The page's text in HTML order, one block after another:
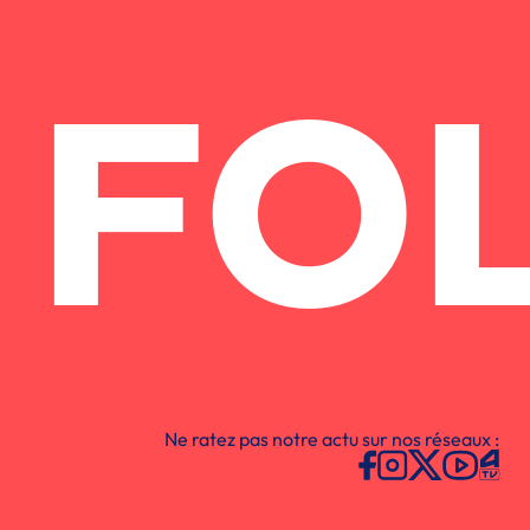
Ne ratez pas notre actu sur nos réseaux :